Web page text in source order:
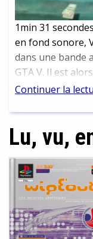
1min 31
en fond sonore,
dans une bande
GTA V. Il est
le dernier GTA V
Continuer la
Lu, vu,